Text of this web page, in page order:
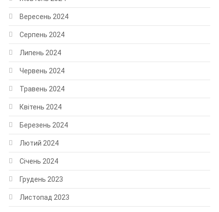
Вересень 2024
Серпень 2024
Липень 2024
Червень 2024
Травень 2024
Квітень 2024
Березень 2024
Лютий 2024
Січень 2024
Грудень 2023
Листопад 2023